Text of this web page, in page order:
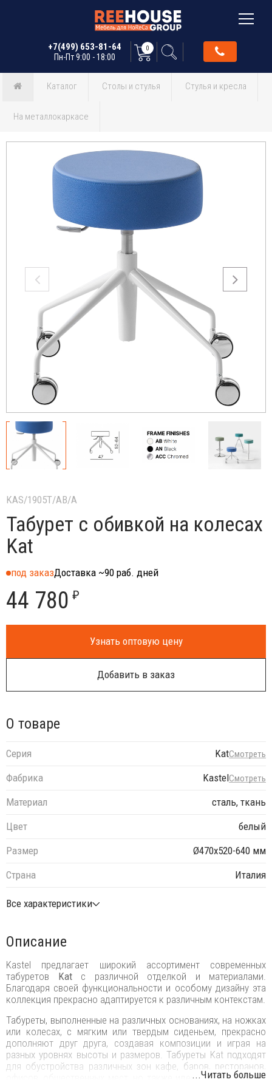
+7(499) 653-81-64
Пн-Пт 9:00 - 18:00
0
Каталог Столы и стулья Стулья и кресла
На металлокаркасе
KAS/1905T/AB/A
Табурет с обивкой на колесах
Kat
под заказДоставка ~90 раб. дней
44 780 ₽
Узнать оптовую цену
Добавить в заказ
О товаре
Серия KatСмотреть
Фабрика KastelСмотреть
Материал
сталь, ткань
Цвет
белый
Размер
Ø470х520-640 мм
Страна
Италия
Все характеристики
Описание
Kastel предлагает широкий ассортимент современных
табуретов Kat с различной отделкой и материалами.‎
Благодаря своей функциональности и особому дизайну эта
коллекция прекрасно адаптируется к различным контекстам.
Табуреты, выполненные на различных основаниях, на ножках
или колесах, с мягким или твердым сиденьем, прекрасно
дополняют друг друга, создавая композиции и играя на
разных уровнях высоты и размеров. Табуреты Kat подходят
для обустройства различных зон кафе, баров, ресторанов,
офисов, общественных мест, но также идеально подходят и
...Читать больше